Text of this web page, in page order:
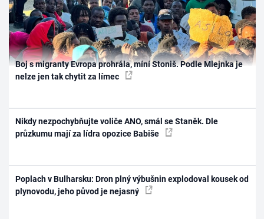
Boj s migranty Evropa prohrála, míní Stoniš. Podle Mlejnka je
nelze jen tak chytit za límec
Nikdy nezpochybňujte voliče ANO, smál se Staněk. Dle
průzkumu mají za lídra opozice Babiše
Poplach v Bulharsku: Dron plný výbušnin explodoval kousek od
plynovodu, jeho původ je nejasný